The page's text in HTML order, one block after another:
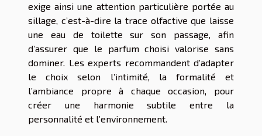
exige ainsi une attention particulière portée au
sillage, c’est-à-dire la trace olfactive que laisse
une eau de toilette sur son passage, afin
d’assurer que le parfum choisi valorise sans
dominer. Les experts recommandent d’adapter
le choix selon l’intimité, la formalité et
l’ambiance propre à chaque occasion, pour
créer une harmonie subtile entre la
personnalité et l’environnement.